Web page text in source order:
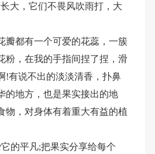
大，它们不畏风吹雨打，大
瓣都有一个可爱的花蕊，一簇
粉，在我的手指间捏了捏，滑
!有说不出的淡淡清香，扑鼻
的地方，也是果实接出的地
物，对身体有着重大有益的植
的平凡;把果实分享给每个